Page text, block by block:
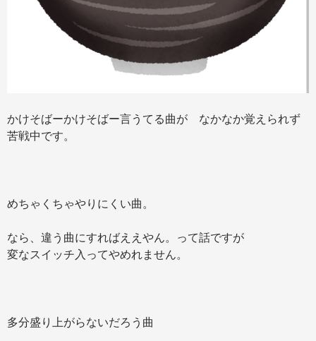
かけそばーかけそばー言うてる曲が なかなか覚えられず
苦戦中です。
めちゃくちゃやりにくい曲。
なら、違う曲にすればええやん。って話ですが
変なスイッチ入ってやめれません。
多分盛り上がらないだろう曲